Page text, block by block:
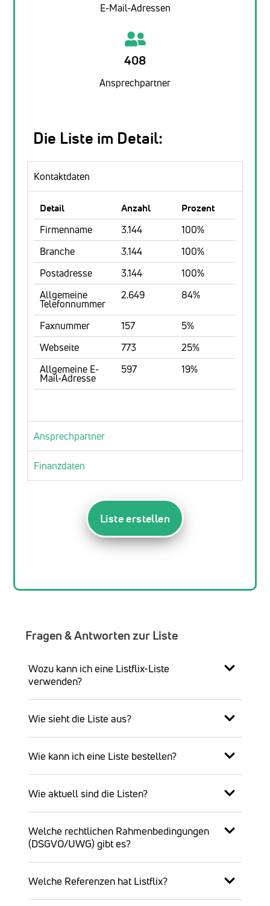
E-Mail-Adressen
408
Ansprechpartner
Die Liste im Detail:
Kontaktdaten
Detail Anzahl
Prozent
Firmenname
3.144
100%
Branche
3.144
100%
Postadresse
3.144
100%
Allgemeine
Telefonnummer
2.649 84%
Faxnummer 157
5%
Webseite
773
25%
Allgemeine E-
Mail-Adresse
597 19%
Ansprechpartner
Finanzdaten
Liste erstellen
Fragen & Antworten zur Liste
Wozu kann ich eine Listflix-Liste
verwenden?
Wie sieht die Liste aus?
Wie kann ich eine Liste bestellen?
Wie aktuell sind die Listen?
Welche rechtlichen Rahmenbedingungen
(DSGVO/UWG) gibt es?
Welche Referenzen hat Listflix?